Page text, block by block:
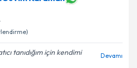
tanıdığım için kendimi
Devamı